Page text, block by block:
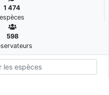
1 474
espèces
598